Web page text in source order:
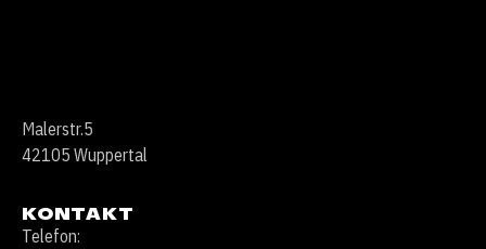
Malerstr.5
42105 Wuppertal
KONTAKT
Telefon: